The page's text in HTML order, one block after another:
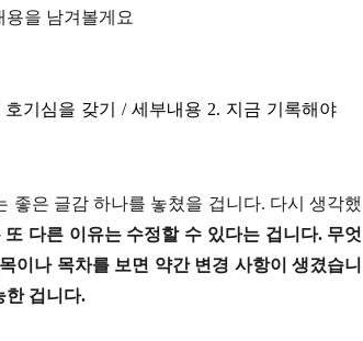
을 남겨볼게요
기심을 갖기 / 세부내용 2. 지금 기록해야
좋은 글감 하나를 놓쳤을 겁니다. 다시 생각했
또 다른 이유는 수정할 수 있다는 겁니다. 무엇
이나 목차를 보면 약간 변경 사항이 생겼습니
한 겁니다.